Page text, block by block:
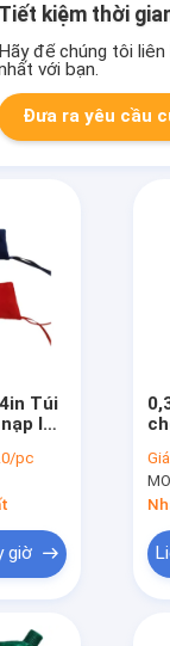
Tiết kiệm thời
Hãy để chúng tôi
với bạn.
Đưa ra yêu cầu
Túi
lại
pc
giờ